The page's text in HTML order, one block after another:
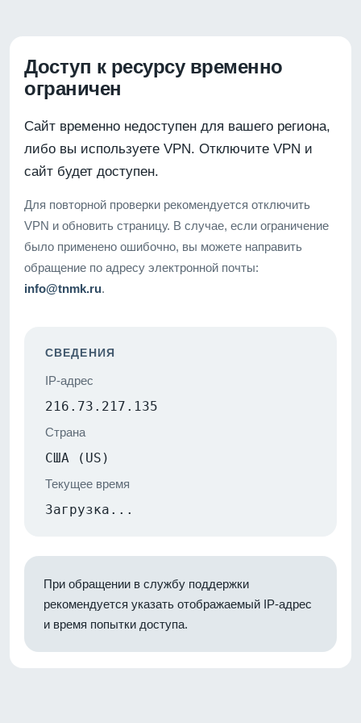
Доступ к ресурсу временно
ограничен
Сайт временно недоступен для вашего региона,
либо вы используете VPN. Отключите VPN и
сайт будет доступен.
Для повторной проверки рекомендуется отключить
VPN и обновить страницу. В случае, если ограничение
было применено ошибочно, вы можете направить
обращение по адресу электронной почты:
info@tnmk.ru.
СВЕДЕНИЯ
IP-адрес
216.73.217.135
Страна
США (US)
Текущее время
Загрузка...
При обращении в службу поддержки
рекомендуется указать отображаемый IP-адрес
и время попытки доступа.